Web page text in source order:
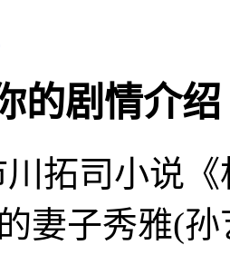
剧情介绍 ·
拓司小说
妻子秀雅(